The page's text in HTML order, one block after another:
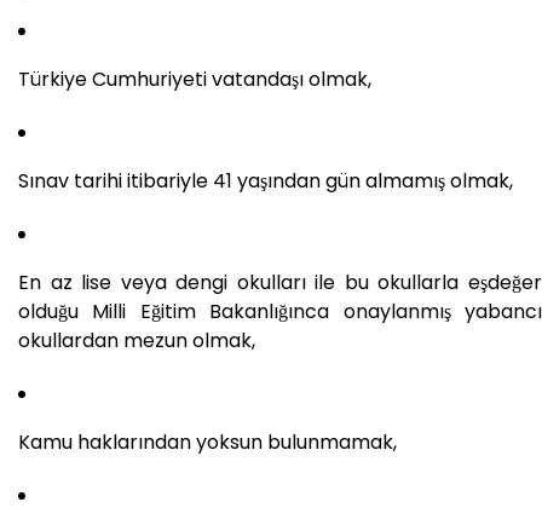
Türkiye Cumhuriyeti vatandaşı olmak,
Sınav tarihi itibariyle 41 yaşından gün almamış olmak,
En az lise veya dengi okulları ile bu okullarla eşdeğer
olduğu Milli Eğitim Bakanlığınca onaylanmış yabancı
okullardan mezun olmak,
Kamu haklarından yoksun bulunmamak,